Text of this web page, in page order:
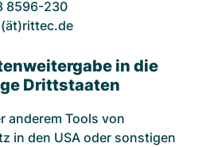
8596-230
in die
Drittstaaten
anderem Tools von
in den USA oder sonstigen